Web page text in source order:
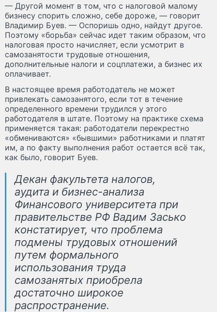
— Другой момент в том, что с налоговой малому
бизнесу спорить сложно, себе дороже, — говорит
Владимир Буев. — Оспоришь одно, найдут другое.
Поэтому «борьба» сейчас идет таким образом, что
налоговая просто начисляет, если усмотрит в
самозанятости трудовые отношения,
дополнительные налоги и соцплатежи, а бизнес их
оплачивает.
В настоящее время работодатель не может
привлекать самозанятого, если тот в течение
определенного времени трудился у этого
работодателя в штате. Поэтому на практике схема
применяется такая: работодатели перекрестно
«обмениваются» «бывшими» работниками и платят
им, а по факту выполнения работ остается всё так,
как было, говорит Буев.
Декан факультета налогов,
аудита и бизнес-анализа
Финансового университета при
правительстве РФ Вадим Засько
констатирует, что проблема
подмены трудовых отношений
путем формального
использования труда
самозанятых приобрела
достаточно широкое
распространение.